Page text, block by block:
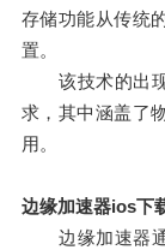
存储功能从传统
置。
该技术的出现
求，其中涵盖了
用。
边缘加速器ios下
边缘加速器通